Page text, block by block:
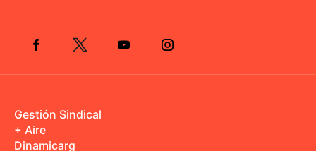
Gestión Sindical
+ Aire
Dinamicarg